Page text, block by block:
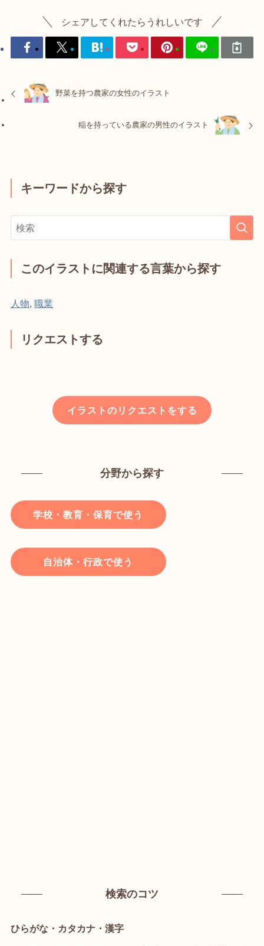
シェアしてくれたらうれしいです
野菜を持つ農家の女性のイラスト
稲を持っている農家の男性のイラスト
キーワードから探す
このイラストに関連する言葉から探す
人物 職業
リクエストする
イラストのリクエストをする
分野から探す
学校・教育・保育で使う
自治体・行政で使う
検索のコツ
ひらがな・カタカナ・漢字